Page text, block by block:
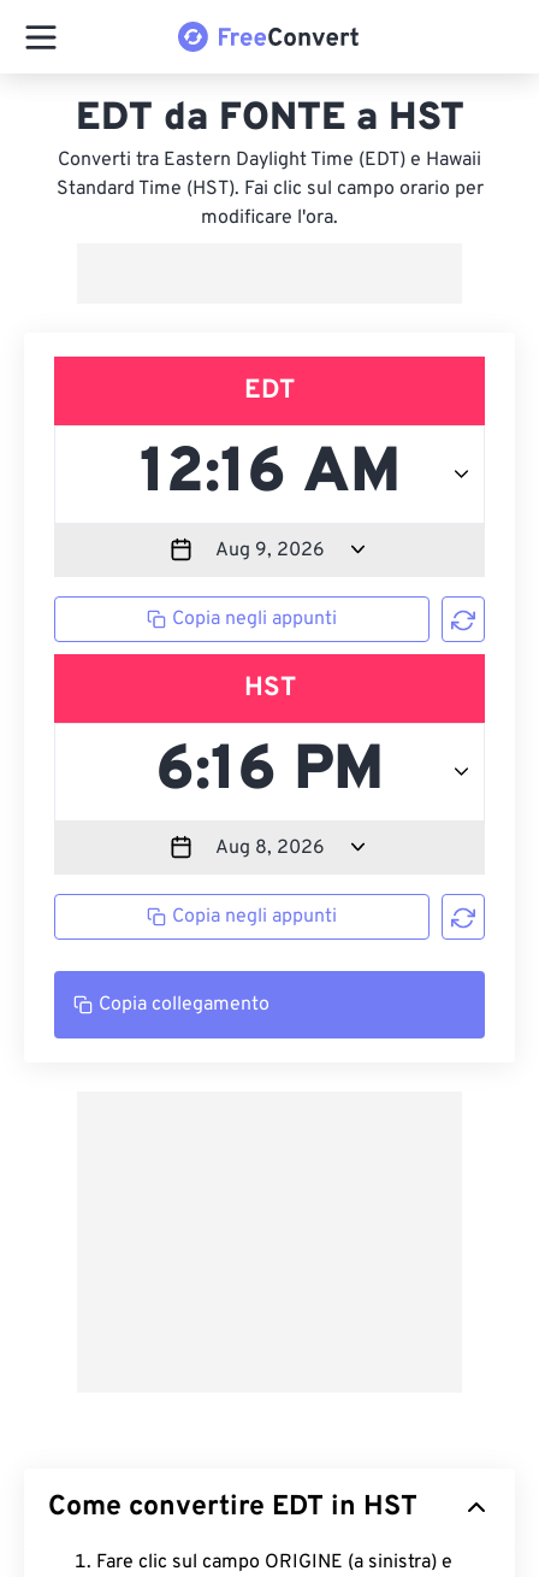
EDT da FONTE a HST
Converti tra Eastern Daylight Time (EDT) e Hawaii
Standard Time (HST). Fai clic sul campo orario per
modificare l'ora.
EDT
Copia negli appunti
HST
Copia negli appunti
Copia collegamento
Come convertire EDT in HST
Fare clic sul campo ORIGINE (a sinistra) e